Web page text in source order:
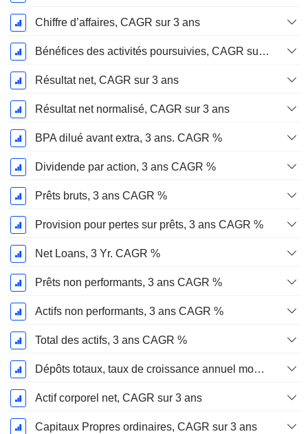
Chiffre d’affaires, CAGR sur 3 ans
Bénéfices des activités poursuivies, CAGR sur 3 ans
Résultat net, CAGR sur 3 ans
Résultat net normalisé, CAGR sur 3 ans
BPA dilué avant extra, 3 ans. CAGR %
Dividende par action, 3 ans CAGR %
Prêts bruts, 3 ans CAGR %
Provision pour pertes sur prêts, 3 ans CAGR %
Net Loans, 3 Yr. CAGR %
Prêts non performants, 3 ans CAGR %
Actifs non performants, 3 ans CAGR %
Total des actifs, 3 ans CAGR %
Dépôts totaux, taux de croissance annuel moyen sur 3 ans %.
Actif corporel net, CAGR sur 3 ans
Capitaux Propres ordinaires, CAGR sur 3 ans